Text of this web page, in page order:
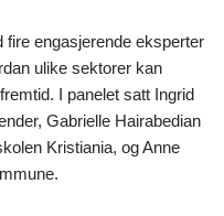
fire engasjerende eksperter
ulike sektorer kan
I panelet satt Ingrid
Gabrielle Hairabedian
Kristiania, og Anne